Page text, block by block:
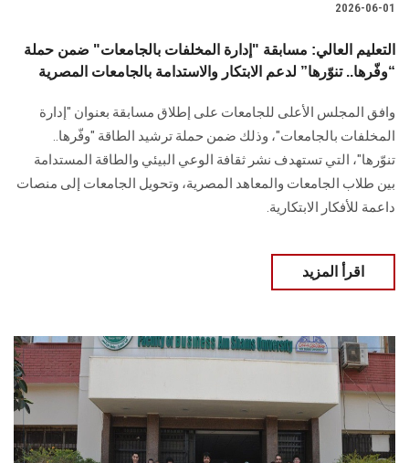
الموظفون
الزائـرون
سجل الان
2026-06-01
التعليم العالي: مسابقة "إدارة المخلفات بالجامعات" ضمن حملة
“وفّرها.. تنوّرها” لدعم الابتكار والاستدامة بالجامعات المصرية
وافق المجلس الأعلى للجامعات على إطلاق مسابقة بعنوان "إدارة
المخلفات بالجامعات"، وذلك ضمن حملة ترشيد الطاقة "وفّرها..
تنوّرها"، التي تستهدف نشر ثقافة الوعي البيئي والطاقة المستدامة
بين طلاب الجامعات والمعاهد المصرية، وتحويل الجامعات إلى منصات
داعمة للأفكار الابتكارية.
اقرأ المزيد